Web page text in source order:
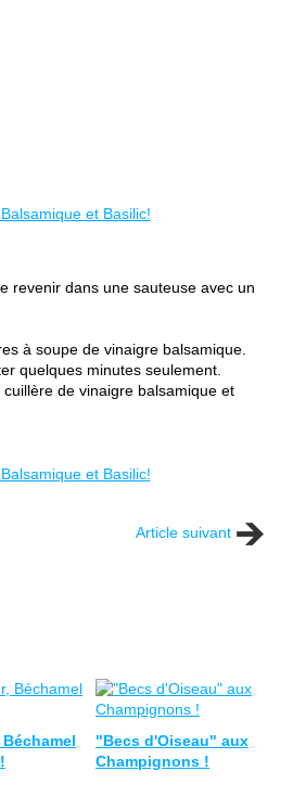
revenir dans une sauteuse avec un
à soupe de vinaigre balsamique.
quelques minutes seulement.
de vinaigre balsamique et
Article suivant
"Becs d'Oiseau" aux
Champignons !